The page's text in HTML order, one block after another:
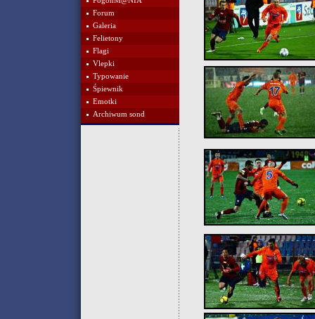
Forum
Galeria
Felietony
Flagi
Vlepki
Typowanie
Śpiewnik
Emotki
Archiwum sond